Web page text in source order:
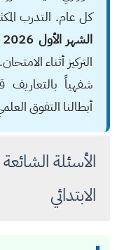
كل عام. التدرب
الشهر الأول 2026
التركيز أثناء
شفهياً بالتعاريف
أبطالنا التفوق
الأسئلة
الابتدائي